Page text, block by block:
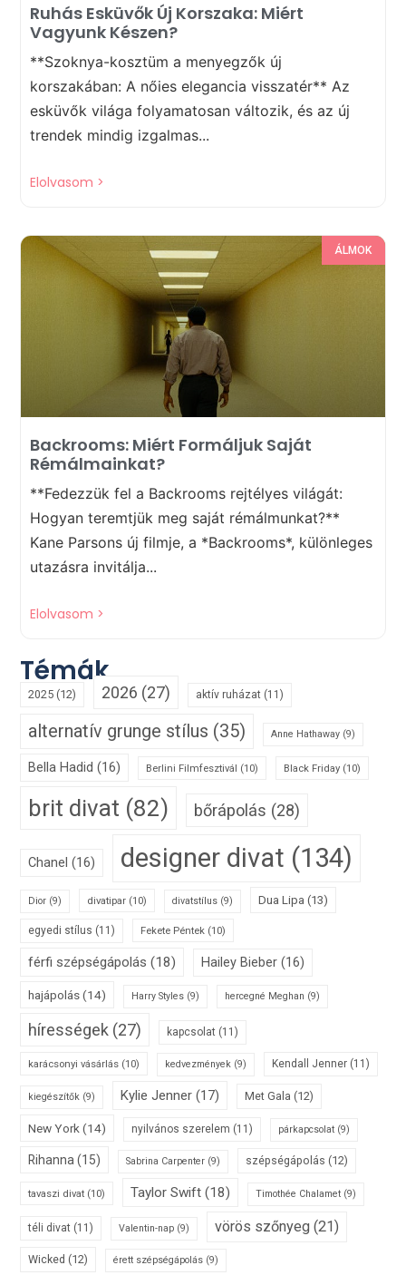
Ruhás Esküvők Új Korszaka: Miért
Vagyunk Készen?
**Szoknya-kosztüm a menyegzők új
korszakában: A nőies elegancia visszatér** Az
esküvők világa folyamatosan változik, és az új
trendek mindig izgalmas...
Elolvasom >
ÁLMOK
Backrooms: Miért Formáljuk Saját
Rémálmainkat?
**Fedezzük fel a Backrooms rejtélyes világát:
Hogyan teremtjük meg saját rémálmunkat?**
Kane Parsons új filmje, a *Backrooms*, különleges
utazásra invitálja...
Elolvasom >
Témák
2025 (12) 2026 (27) aktív ruházat (11)
alternatív grunge stílus (35) Anne Hathaway (9)
Bella Hadid (16) Berlini Filmfesztivál (10) Black Friday (10)
brit divat (82) bőrápolás (28)
Chanel (16) designer divat (134)
Dior (9) divatipar (10) divatstílus (9) Dua Lipa (13)
egyedi stílus (11) Fekete Péntek (10)
férfi szépségápolás (18) Hailey Bieber (16)
hajápolás(14) Harry Styles (9) hercegné Meghan (9)
hírességek (27) kapcsolat (11)
karácsonyi vásárlás (10) kedvezmények (9) Kendall Jenner (11)
kiegészítők (9) Kylie Jenner (17) Met Gala (12)
New York (14) nyilvános szerelem (11) párkapcsolat (9)
Rihanna (15) Sabrina Carpenter (9) szépségápolás (12)
tavaszi divat (10) Taylor Swift (18) Timothée Chalamet (9)
téli divat (11) Valentin-nap (9) vörös szőnyeg (21)
Wicked (12) érett szépségápolás (9)